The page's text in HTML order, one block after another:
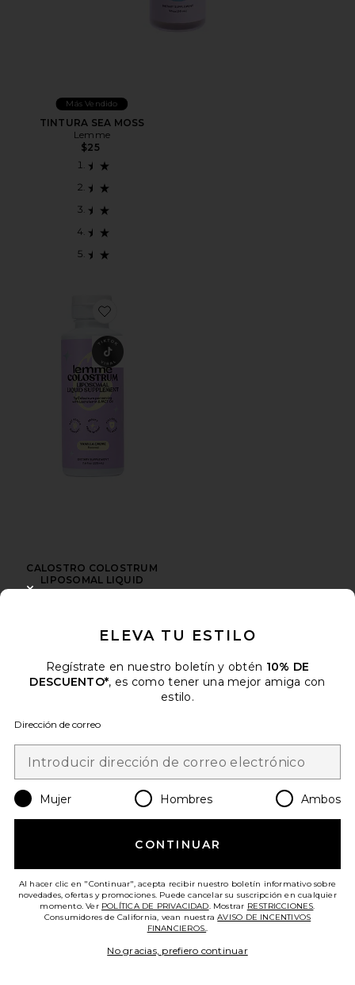
Más Vendido
TINTURA SEA MOSS
Lemme
$25
Favorite CALOSTRO COLOSTRUM LIPOSOMAL
CALOSTRO COLOSTRUM
LIPOSOMAL LIQUID
Lemme
Favorite COMPLEMENTO CREATINE
ELEVA TU ESTILO
Regístrate en nuestro boletín y obtén 10% DE
DESCUENTO*, es como tener una mejor amiga con
estilo.
Dirección de correo
Mujer Hombres Ambos
CONTINUAR
Al hacer clic en "Continuar", acepta recibir nuestro boletín informativo sobre
novedades, ofertas y promociones. Puede cancelar su suscripción en cualquier
momento. Ver POLÍTICA DE PRIVACIDAD. Mostrar RESTRICCIONES.
Consumidores de California, vean nuestraAVISO DE INCENTIVOS
FINANCIEROS..
No gracias, prefiero continuar